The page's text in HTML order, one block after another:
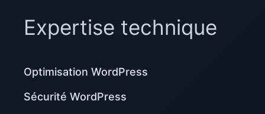
Expertise technique
Optimisation WordPress
Sécurité WordPress